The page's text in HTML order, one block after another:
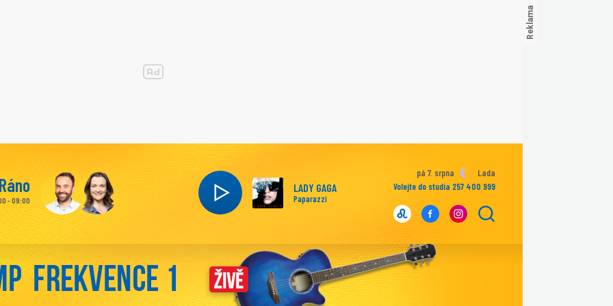
LADY GAGA
Paparazzi
- 09:00
pá 7. srpna
Lada
Volejte do studia 257 400 999